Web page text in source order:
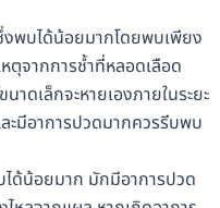
งพบได้น้อยมากโดยพบเพียง
ตุจากการช้ำที่หลอดเลือด
ดเล็กจะหายเองภายในระยะ
ะมีอาการปวดมากควรรีบพบ
ด้น้อยมาก มักมีอาการปวด